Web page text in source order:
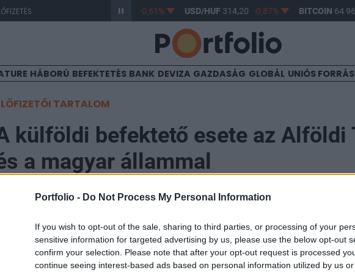
Portfolio - Do Not Process My Personal Information
If you wish to opt-out of the sale, sharing to third parties, or processing of your
sensitive information for targeted advertising by us, please use the below opt-out
confirm your selection. Please note that after your opt-out request is processed
continue seeing interest-based ads based on personal information utilized by us
363,17 -0,61% USD/HUF314,20 -0,87% BITCOIN64
HÁBORÚ BEFEKTETÉS BANK DEVIZA GAZDASÁG GLOBÁL UNIÓS
TARTALOM
külföldi befektető esete az Alföldi
a magyar állammal
Németh Balázs, Niveus
Egy nyáron született kormányrendelet, amely alig két hónapig volt
hullámokat kavart a magyar befektetési piacon. Bár a szigorításokat